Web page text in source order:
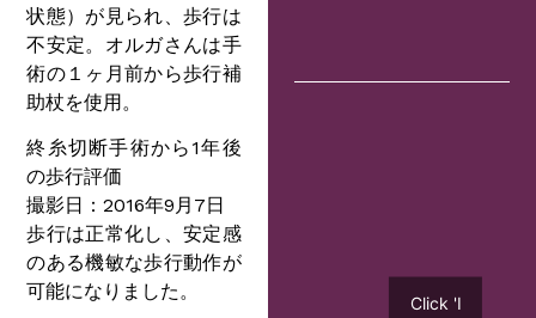
状態）が見られ、歩行は
不安定。オルガさんは手
術の１ヶ月前から歩行補
助杖を使用。
終糸切断手術から1年後
の歩行評価
撮影日：2016年9月7日
歩行は正常化し、安定感
のある機敏な歩行動作が
可能になりました。
Click 'I